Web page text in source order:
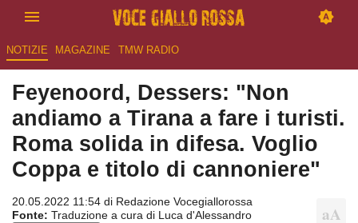
NOTIZIE MAGAZINE TMW RADIO
Feyenoord, Dessers: "Non
andiamo a Tirana a fare i turisti.
Roma solida in difesa. Voglio
Coppa e titolo di cannoniere"
20.05.2022 11:54 di Redazione Vocegiallorossa
Fonte: Traduzione a cura di Luca d'Alessandro